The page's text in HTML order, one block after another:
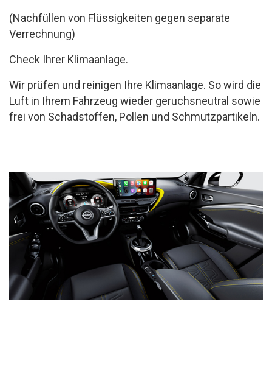
(Nachfüllen von Flüssigkeiten gegen separate
Verrechnung)
Check Ihrer Klimaanlage.
Wir prüfen und reinigen Ihre Klimaanlage. So wird die
Luft in Ihrem Fahrzeug wieder geruchsneutral sowie
frei von Schadstoffen, Pollen und Schmutzpartikeln.